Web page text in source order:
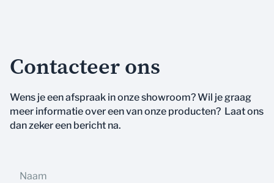
Contacteer ons
Wens je een afspraak in onze showroom? Wil je graag
meer informatie over een van onze producten? Laat ons
dan zeker een bericht na.
Naam